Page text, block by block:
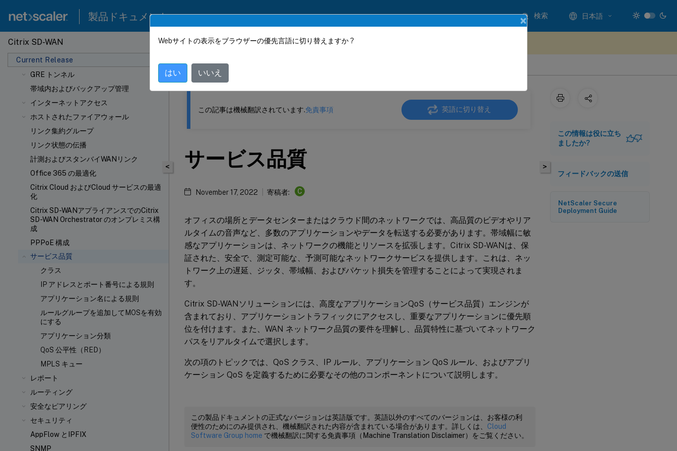
製品ドキュメント 検索 日本語
Citrix SD-WAN
Current Release
ロードの構成ガイド
ドメイン・ネーム・システム
DHCP サーバと DHCP リレー
ダイナミック PAC ファイルのカスタマイ
ズ
GRE トンネル
帯域内およびバックアップ管理
インターネットアクセス
ホストされたファイアウォール
リンク集約グループ
リンク状態の伝播
計測およびスタンバイWANリンク
Office 365 の最適化
Citrix Cloud およびCloud サービスの最適
化
Citrix SD-WANアプライアンスでのCitrix
SD-WAN Orchestrator のオンプレミス構
成
PPPoE 構成
サービス品質
クラス
IP アドレスとポート番号による規則
アプリケーション名による規則
ルールグループを追加してMOSを有効
にする
アプリケーション分類
QoS 公平性（RED）
MPLS キュー
レポート
ルーティング
安全なピアリング
セキュリティ
AppFlow とIPFIX
SNMP
このコンテンツは動的に機械翻訳されています。
Citrix SD-WAN
<
この記事は機械翻訳されています.免責事項 英語に切り替え
サービス品質
November 17, 2022 寄稿者: C
オフィスの場所とデータセンターまたはクラウド間のネットワークでは、高品質のビデオやリア
ルタイムの音声など、多数のアプリケーションやデータを転送する必要があります。帯域幅に敏
感なアプリケーションは、ネットワークの機能とリソースを拡張します。Citrix SD-WANは、保
証された、安全で、測定可能な、予測可能なネットワークサービスを提供します。これは、ネッ
トワーク上の遅延、ジッタ、帯域幅、およびパケット損失を管理することによって実現されま
す。
Citrix SD-WANソリューションには、高度なアプリケーションQoS（サービス品質）エンジンが
含まれており、アプリケーショントラフィックにアクセスし、重要なアプリケーションに優先順
位を付けます。また、WAN ネットワーク品質の要件を理解し、品質特性に基づいてネットワーク
パスをリアルタイムで選択します。
次の項のトピックでは、QoS クラス、IP ルール、アプリケーション QoS ルール、およびアプリ
ケーション QoS を定義するために必要なその他のコンポーネントについて説明します。
この製品ドキュメントの正式なバージョンは英語版です。英語以外のすべてのバージョンは、お客様の利
便性のためにのみ提供され、機械翻訳された内容が含まれている場合があります。詳しくは、 Cloud
Software Group home で機械翻訳に関する免責事項（Machine Translation Disclaimer）をご覧ください。
>
この情報は役に立ち
ましたか?
フィードバックの送信
NetScaler Secure
Deployment Guide
×
Webサイトの表示をブラウザーの優先言語に切り替えますか ?
はい いいえ